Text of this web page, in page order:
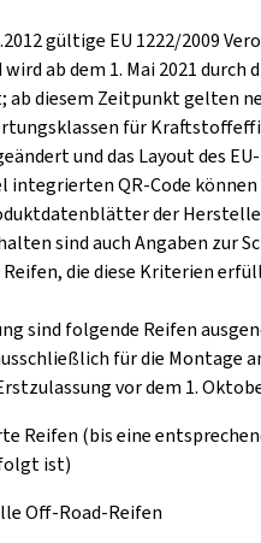
gültige EU 1222/2009
ab dem 1. Mai 2021 durch
ab diesem Zeitpunkt gelten
für
und das Layout des
integrierten QR-Code
der
sind auch Angaben zur
die diese Kriterien
sind folgende Reifen
für die Montage
vor dem 1.
Reifen (bis eine
ist)
Off-Road-Reifen